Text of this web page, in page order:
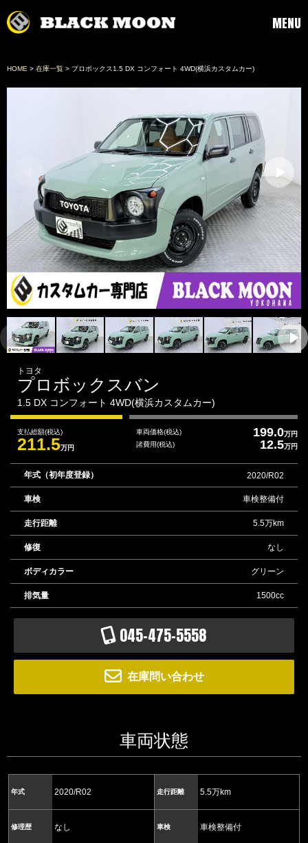
MENU
HOME > 在庫一覧 > プロボックス1.5 DX コンフォート 4WD(横浜カスタムカー)
トヨタ
プロボックスバン
1.5 DX コンフォート 4WD(横浜カスタムカー)
支払総額(税込)
211.5万円
車両価格(税込) 199.0万円
諸費用(税込) 12.5万円
年式（初年度登録） 2020/R02
車検 車検整備付
走行距離 5.5万km
修復 なし
ボディカラー グリーン
排気量 1500cc
045-475-5558
在庫問い合わせ
車両状態
年式 2020/R02 走行距離 5.5万km
修理歴 なし 車検 車検整備付